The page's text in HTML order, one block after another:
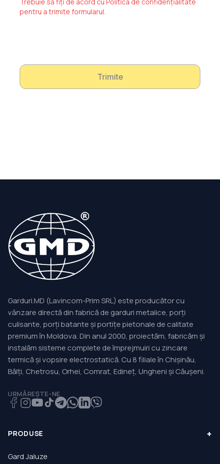
pentru a trimite formularul.
Trimite
Garduri.MD (Lavincom-Prim SRL) este producător cu
vânzare directă din fabrică de garduri metalice, porți
culisante, porți batante și portițe pietonale de calitate
premium în Moldova. Din anul 2000, proiectăm, fabricăm și
instalăm sisteme complete de împrejmuiri cu zincare
termică și vopsire electrostatică. Cu 8 filiale în Chișinău,
Bălți, Chetrosu, Orhei, Comrat, Edineț, Ungheni și Căușeni.
URMĂREȘTE-NE
PRODUSE +
Gard Jaluze